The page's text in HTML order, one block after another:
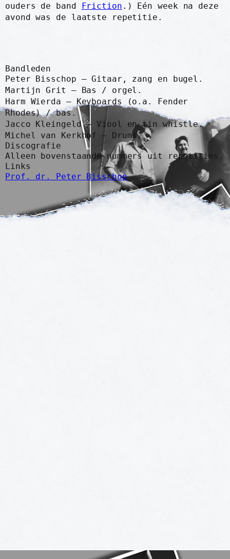
ouders de band Friction .) Eén week na deze
avond was de laatste repetitie.
Bandleden
Peter Bisschop – Gitaar, zang en bugel.
Martijn Grit – Bas / orgel.
Harm Wierda – Keyboards (o.a. Fender
Rhodes) / bas.
Jacco Kleingeld – Viool en tin whistle.
Michel van Kerkhof – Drums.
Discografie
Alleen bovenstaande nummers uit repetities.
Links
Prof. dr. Peter Bisschop